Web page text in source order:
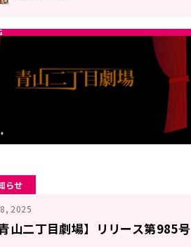
らせ
2025
青山二丁目劇場】リリース第985号